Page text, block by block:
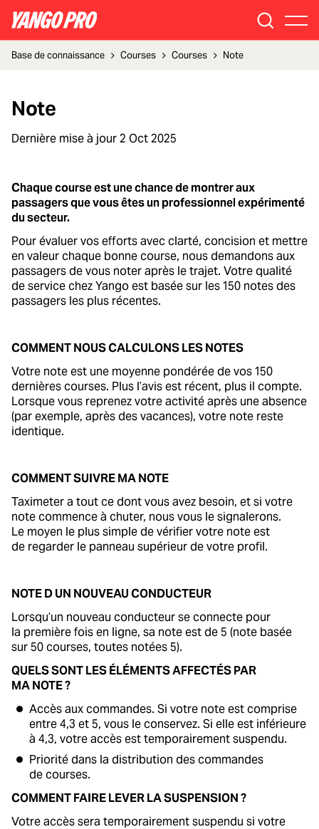
Base de connaissance Courses Courses Note
Note
Dernière mise à jour 2 Oct 2025
Chaque course est une chance de montrer aux
passagers que vous êtes un professionnel expérimenté
du secteur.
Pour évaluer vos efforts avec clarté, concision et mettre
en valeur chaque bonne course, nous demandons aux
passagers de vous noter après le trajet. Votre qualité
de service chez Yango est basée sur les 150 notes des
passagers les plus récentes.
COMMENT NOUS CALCULONS LES NOTES
Votre note est une moyenne pondérée de vos 150
dernières courses. Plus l’avis est récent, plus il compte.
Lorsque vous reprenez votre activité après une absence
(par exemple, après des vacances), votre note reste
identique.
COMMENT SUIVRE MA NOTE
Taximeter a tout ce dont vous avez besoin, et si votre
note commence à chuter, nous vous le signalerons.
Le moyen le plus simple de vérifier votre note est
de regarder le panneau supérieur de votre profil.
NOTE D UN NOUVEAU CONDUCTEUR
Lorsqu’un nouveau conducteur se connecte pour
la première fois en ligne, sa note est de 5 (note basée
sur 50 courses, toutes notées 5).
QUELS SONT LES ÉLÉMENTS AFFECTÉS PAR
MA NOTE ?
Accès aux commandes. Si votre note est comprise
entre 4,3 et 5, vous le conservez. Si elle est inférieure
à 4,3, votre accès est temporairement suspendu.
Priorité dans la distribution des commandes
de courses.
COMMENT FAIRE LEVER LA SUSPENSION ?
Votre accès sera temporairement suspendu si votre